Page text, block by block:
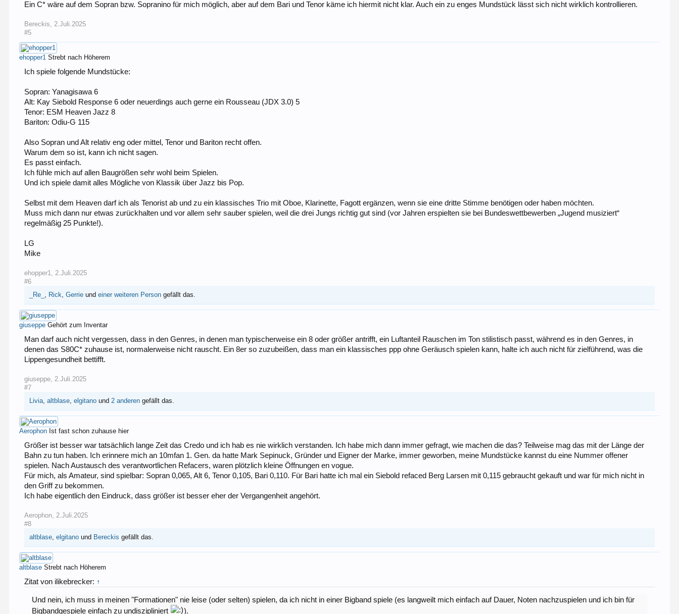
Ein C* wäre auf dem Sopran bzw. Sopranino für mich möglich, aber auf dem Bari und Tenor käme ich hiermit nicht klar. Auch ein zu enges Mundstück lässt sich nicht wirklich kontrollieren.
Bereckis, 2.Juli.2025
#5
ehopper1 Strebt nach Höherem
Ich spiele folgende Mundstücke:
Sopran: Yanagisawa 6
Alt: Kay Siebold Response 6 oder neuerdings auch gerne ein Rousseau (JDX 3.0) 5
Tenor: ESM Heaven Jazz 8
Bariton: Odiu-G 115
Also Sopran und Alt relativ eng oder mittel, Tenor und Bariton recht offen.
Warum dem so ist, kann ich nicht sagen.
Es passt einfach.
Ich fühle mich auf allen Baugrößen sehr wohl beim Spielen.
Und ich spiele damit alles Mögliche von Klassik über Jazz bis Pop.
Selbst mit dem Heaven darf ich als Tenorist ab und zu ein klassisches Trio mit Oboe, Klarinette, Fagott ergänzen, wenn sie eine dritte Stimme benötigen oder haben möchten.
Muss mich dann nur etwas zurückhalten und vor allem sehr sauber spielen, weil die drei Jungs richtig gut sind (vor Jahren erspielten sie bei Bundeswettbewerben „Jugend musiziert“
regelmäßig 25 Punkte!).
LG
Mike
ehopper1, 2.Juli.2025
#6
_Re_ , Rick,Gerrie undeiner weiteren Person gefällt das.
giuseppe Gehört zum Inventar
Man darf auch nicht vergessen, dass in den Genres, in denen man typischerweise ein 8 oder größer antrifft, ein Luftanteil Rauschen im Ton stilistisch passt, während es in den Genres, in
denen das S80C* zuhause ist, normalerweise nicht rauscht. Ein 8er so zuzubeißen, dass man ein klassisches ppp ohne Geräusch spielen kann, halte ich auch nicht für zielführend, was die
Lippengesundheit bettifft.
giuseppe, 2.Juli.2025
#7
Livia,altblase,elgitano und2 anderen gefällt das.
Aerophon Ist fast schon zuhause hier
Größer ist besser war tatsächlich lange Zeit das Credo und ich hab es nie wirklich verstanden. Ich habe mich dann immer gefragt, wie machen die das? Teilweise mag das mit der Länge der
Bahn zu tun haben. Ich erinnere mich an 10mfan 1. Gen. da hatte Mark Sepinuck, Gründer und Eigner der Marke, immer geworben, meine Mundstücke kannst du eine Nummer offener
spielen. Nach Austausch des verantwortlichen Refacers, waren plötzlich kleine Öffnungen en vogue.
Für mich, als Amateur, sind spielbar: Sopran 0,065, Alt 6, Tenor 0,105, Bari 0,110. Für Bari hatte ich mal ein Siebold refaced Berg Larsen mit 0,115 gebraucht gekauft und war für mich nicht in
den Griff zu bekommen.
Ich habe eigentlich den Eindruck, dass größer ist besser eher der Vergangenheit angehört.
Aerophon, 2.Juli.2025
#8
altblase,elgitano und Bereckis gefällt das.
altblase Strebt nach Höherem
Zitat von ilikebrecker: ↑
Und nein, ich muss in meinen "Formationen" nie leise (oder selten) spielen, da ich nicht in einer Bigband spiele (es langweilt mich einfach auf Dauer, Noten nachzuspielen und ich bin für
Bigbandgespiele einfach zu undiszipliniert
).